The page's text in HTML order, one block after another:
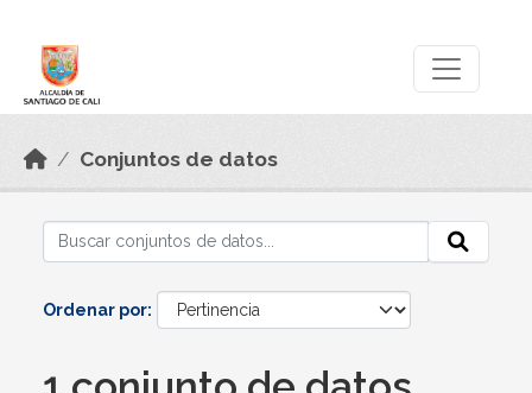
Conjuntos de datos
Ordenar por